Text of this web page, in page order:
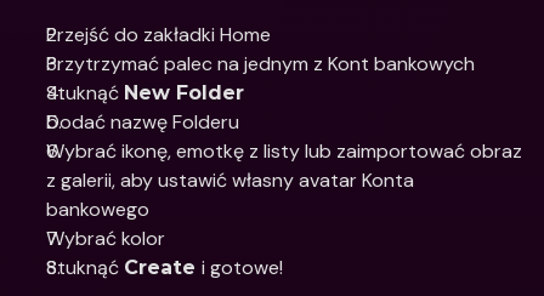
Przejść do zakładki Home
Przytrzymać palec na jednym z Kont bankowych
Stuknąć New Folder
Dodać nazwę Folderu
Wybrać ikonę, emotkę z listy lub zaimportować obraz
z galerii, aby ustawić własny avatar Konta
bankowego
Wybrać kolor
Stuknąć Create i gotowe!